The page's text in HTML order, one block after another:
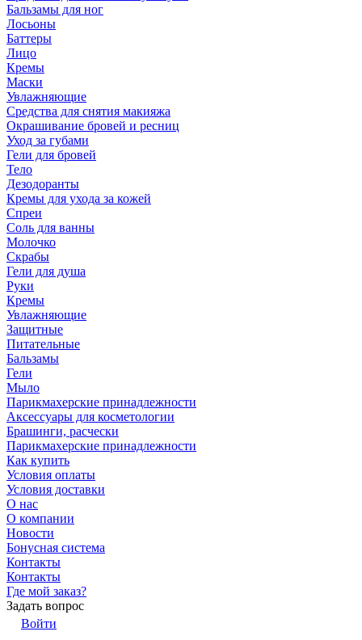
Бальзамы для ног
Лосьоны
Баттеры
Лицо
Кремы
Маски
Увлажняющие
Средства для снятия макияжа
Окрашивание бровей и ресниц
Уход за губами
Гели для бровей
Тело
Дезодоранты
Кремы для ухода за кожей
Спреи
Соль для ванны
Молочко
Скрабы
Гели для душа
Руки
Кремы
Увлажняющие
Защитные
Питательные
Бальзамы
Гели
Мыло
Парикмахерские принадлежности
Аксессуары для косметологии
Брашинги, расчески
Парикмахерские принадлежности
Как купить
Условия оплаты
Условия доставки
О нас
О компании
Новости
Бонусная система
Контакты
Контакты
Где мой заказ?
Задать вопрос
Войти